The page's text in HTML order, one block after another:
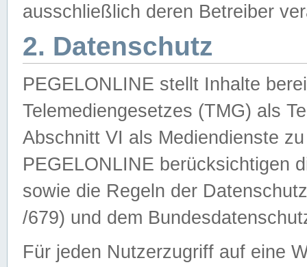
ausschließlich deren Betreiber
2. Datenschutz
PEGELONLINE stellt Inhalte
Telemediengesetzes (TMG) als
Abschnitt VI als Mediendienste
PEGELONLINE berücksichtigen
sowie die Regeln der
/679) und dem
Für jeden Nutzerzugriff auf eine